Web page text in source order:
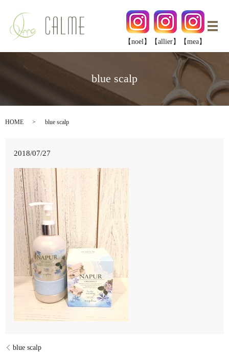
メ
【noel】
【allier】 【mea】
blue scalp
HOME blue scalp
2018/07/27
blue scalp